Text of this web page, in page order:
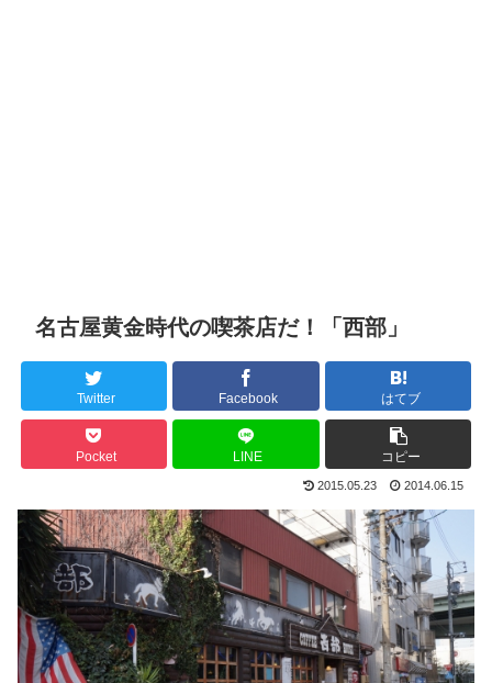
名古屋黄金時代の喫茶店だ！「西部」
Twitter Facebook はてブ
Pocket LINE コピー
2015.05.23 2014.06.15